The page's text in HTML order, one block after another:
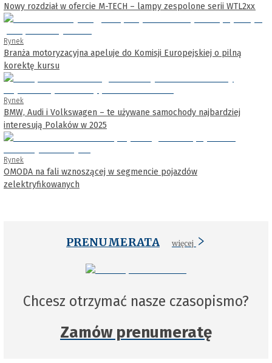
Nowy rozdział w ofercie M-TECH – lampy zespolone serii WTL2xx
Rynek
Branża motoryzacyjna apeluje do Komisji Europejskiej o pilną
korektę kursu
Rynek
BMW, Audi i Volkswagen – te używane samochody najbardziej
interesują Polaków w 2025
Rynek
OMODA na fali wznoszącej w segmencie pojazdów
zelektryfikowanych
PRENUMERATA więcej
Chcesz otrzymać nasze czasopismo?
Zamów prenumeratę